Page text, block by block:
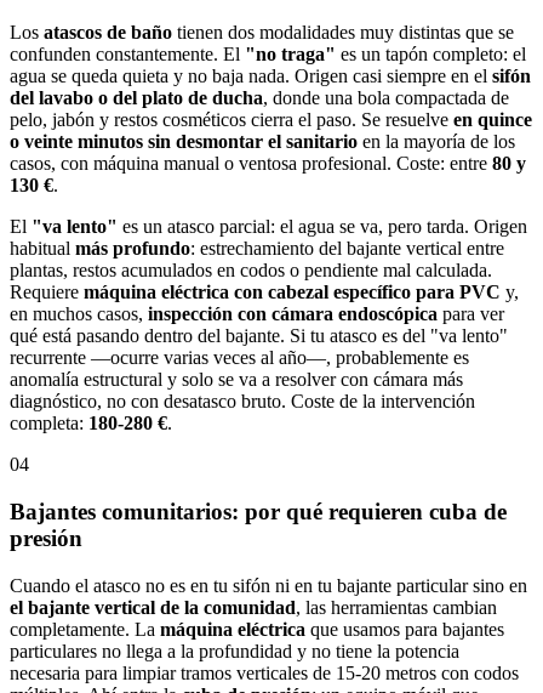
Los atascos de baño tienen dos modalidades muy distintas que se
confunden constantemente. El "no traga" es un tapón completo: el
agua se queda quieta y no baja nada. Origen casi siempre en el sifón
del lavabo o del plato de ducha, donde una bola compactada de
pelo, jabón y restos cosméticos cierra el paso. Se resuelve en quince
o veinte minutos sin desmontar el sanitario en la mayoría de los
casos, con máquina manual o ventosa profesional. Coste: entre 80 y
130 €.
El "va lento" es un atasco parcial: el agua se va, pero tarda. Origen
habitual más profundo: estrechamiento del bajante vertical entre
plantas, restos acumulados en codos o pendiente mal calculada.
Requiere máquina eléctrica con cabezal específico para PVC y,
en muchos casos, inspección con cámara endoscópica para ver
qué está pasando dentro del bajante. Si tu atasco es del "va lento"
recurrente —ocurre varias veces al año—, probablemente es
anomalía estructural y solo se va a resolver con cámara más
diagnóstico, no con desatasco bruto. Coste de la intervención
completa: 180-280 €.
04
Bajantes comunitarios: por qué requieren cuba de
presión
Cuando el atasco no es en tu sifón ni en tu bajante particular sino en
el bajante vertical de la comunidad, las herramientas cambian
completamente. La máquina eléctrica que usamos para bajantes
particulares no llega a la profundidad y no tiene la potencia
necesaria para limpiar tramos verticales de 15-20 metros con codos